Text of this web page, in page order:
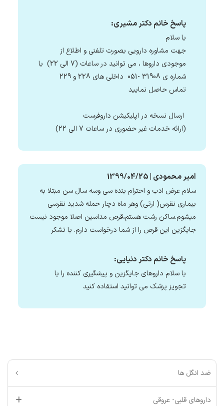
پاسخ خانم دکتر مشیری:
با سلام
جهت مشاوره دارویی بصورت تلفنی و اطلاع از
موجودی داروها ، می توانید در ساعات (7 الی 22) با
شماره ی 31908 -051 داخلی های 228 و 229
تماس حاصل نمایید
ارسال نسخه در اپلیکیشن داروفرست
(ارائه خدمات غیر حضوری در ساعات 7 الی 22)
امیر محمودی | 1399/04/25
سلام عرض ادب و احترام بنده سی وسه سال سن مبتلا به
بیماری نقرس( ارثی) وهر ماه دچار حمله شدید نقرسی
میشوم.ساکن رشت هستم،قرص مداسین اصلا موجود نیست
جایگزین این قرص را از شما درخواست دارم. با تشکر
پاسخ خانم دکتر دنیایی:
با سلام داروهای جایگزین و پیشگیری کننده را با
تجویز پزشک می توانید استفاده کنید
ضد انگل ها
داروهای قلبی- عروقی